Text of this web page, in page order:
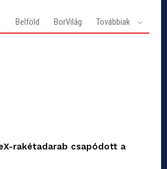
Belföld BorVilág Továbbiak
rakétadarab csapódott a